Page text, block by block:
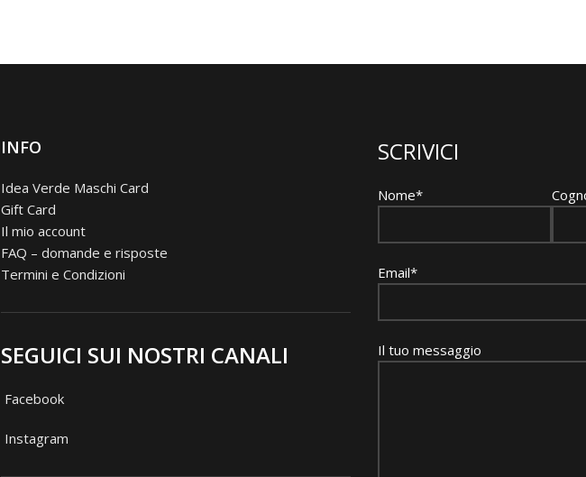
INFO
Idea Verde Maschi Card
Gift Card
Il mio account
FAQ – domande e risposte
Termini e Condizioni
SEGUICI SUI NOSTRI CANALI
Facebook
Instagram
SCRIVICI
Nome*
Email*
Il tuo messaggio